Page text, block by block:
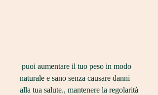
naturale e sano senza causare danni
alla tua salute., mantenere la regolarità